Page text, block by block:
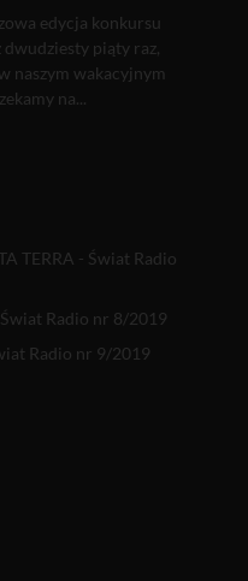
edycja konkursu
dwudziesty piąty raz,
naszym wakacyjnym
na...
TERRA - Świat Radio
Radio nr 8/2019
Radio nr 9/2019